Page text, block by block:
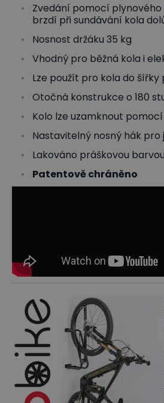
Zvedání pomocí
brzdí při sundávání kola
Nosnost držáku 35 kg
Vhodný pro běžná kola i
Lze použít pro kola do
Otočná konstrukce o 180
Kolo lze uzamknout
Nastavitelný nosný hák pro
Lakováno práškovou
Patentově chráněno